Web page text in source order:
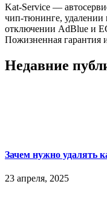
Kat-Service —
чип-тюнинге, удалении
отключении AdBlue и
Пожизненная гарантия
Недавние
Зачем нужно удалять
23 апреля, 2025